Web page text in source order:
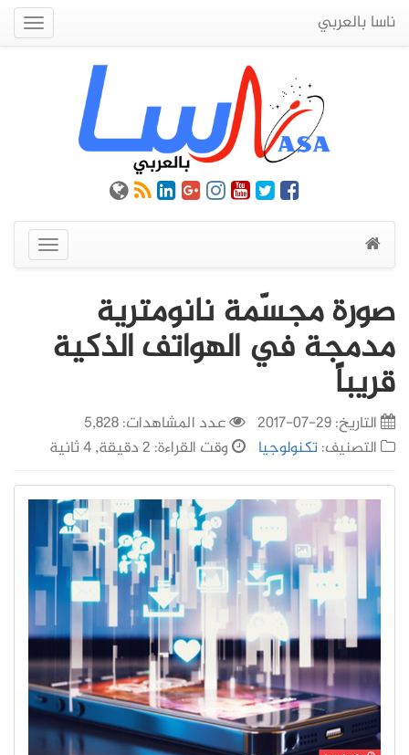
ناسا بالعربي
عرض
القائمة
صورة مجسّمة نانومترية
مدمجة في الهواتف الذكية
قريباً
التاريخ:29-07-2017
عدد المشاهدات: 5,828
التصنيف:تكنولوجيا وقت القراءة: 2 دقيقة, 4 ثانية